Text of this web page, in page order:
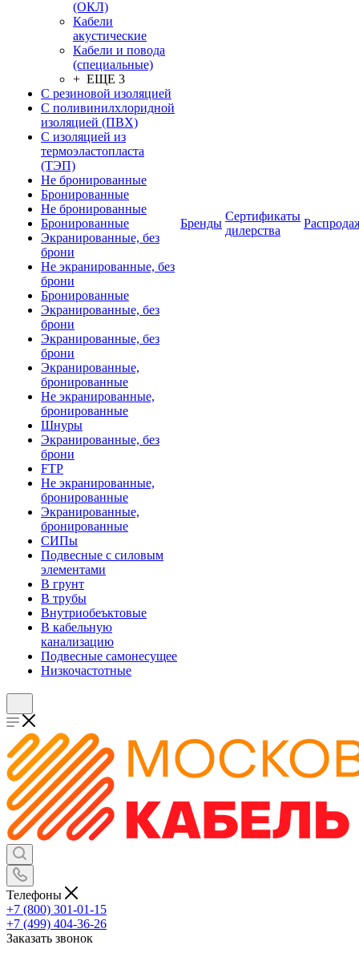
(ОКЛ)
Кабели
акустические
Кабели и повода
(специальные)
+ ЕЩЕ 3
С резиновой изоляцией
С поливинилхлоридной
изоляцией (ПВХ)
С изоляцией из
термоэластопласта
(ТЭП)
Не бронированные
Бронированные
Не бронированные
Бронированные
Экранированные, без
брони
Не экранированные, без
брони
Бронированные
Экранированные, без
брони
Экранированные, без
брони
Экранированные,
бронированные
Не экранированные,
бронированные
Шнуры
Экранированные, без
брони
FTP
Не экранированные,
бронированные
Экранированные,
бронированные
СИПы
Подвесные с силовым
элементами
В грунт
В трубы
Внутриобеъктовые
В кабельную
канализацию
Подвесные самонесущее
Низкочастотные
Бренды
Сертификаты
дилерства
Телефоны
+7 (800) 301-01-15
+7 (499) 404-36-26
Заказать звонок